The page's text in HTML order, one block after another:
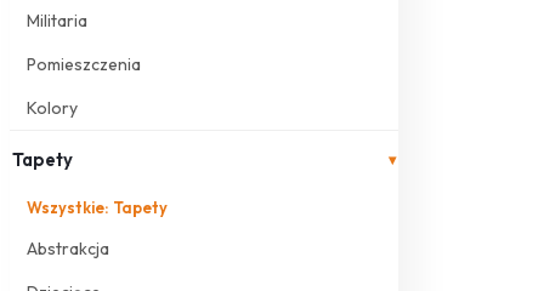
Militaria
Pomieszczenia
Kolory
Tapety ▾
Wszystkie: Tapety
Abstrakcja